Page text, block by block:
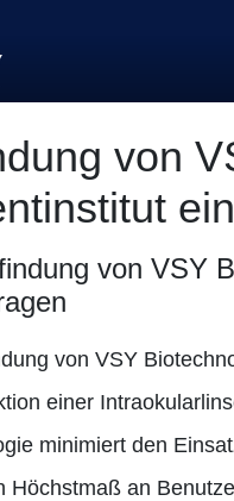
von
von VSY
von VSY
einer
minimiert den
Höchstmaß an